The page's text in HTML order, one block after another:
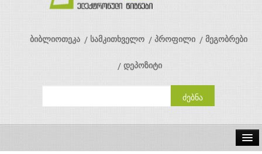
ბიბლიოთეკა სამკითხველო პროფილი მეგობრები
დეპოზიტი